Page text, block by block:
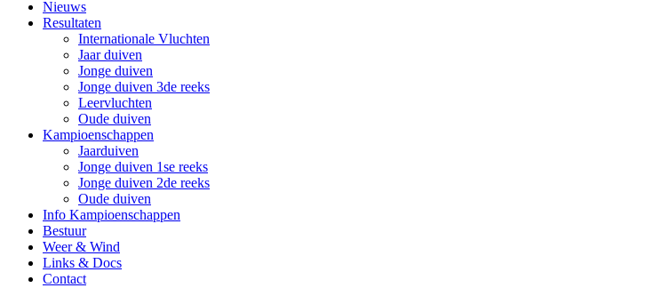
Nieuws
Resultaten
Internationale Vluchten
Jaar duiven
Jonge duiven
Jonge duiven 3de reeks
Leervluchten
Oude duiven
Kampioenschappen
Jaarduiven
Jonge duiven 1se reeks
Jonge duiven 2de reeks
Oude duiven
Info Kampioenschappen
Bestuur
Weer & Wind
Links & Docs
Contact